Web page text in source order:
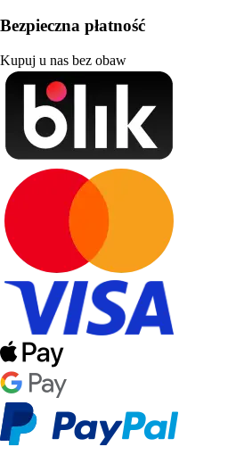
Bezpieczna płatność
Kupuj u nas bez obaw